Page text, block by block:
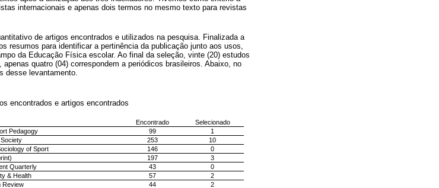
internacionais e apenas dois termos no mesmo texto para revistas
de artigos encontrados e utilizados na pesquisa. Finalizada a
resumos para identificar a pertinência da publicação junto aos usos,
da Educação Física escolar. Ao final da seleção, vinte (20) estudos
quatro (04) correspondem a periódicos brasileiros. Abaixo, no
desse levantamento.
encontrados e artigos encontrados
Encontrado
Selecionado
Pedagogy
99
1
253
10
of Sport
146
0
197
3
Quarterly
43
0
& Health
57
2
Review
44 2